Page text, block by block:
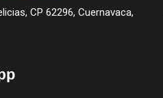
CP 62296, Cuernavaca,